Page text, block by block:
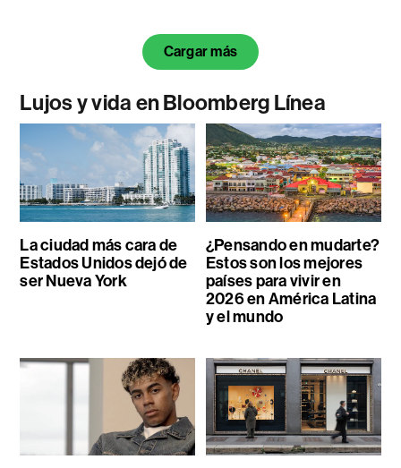
Cargar más
Lujos y vida en Bloomberg Línea
La ciudad más cara de
Estados Unidos dejó de
ser Nueva York
¿Pensando en mudarte?
Estos son los mejores
países para vivir en
2026 en América Latina
y el mundo